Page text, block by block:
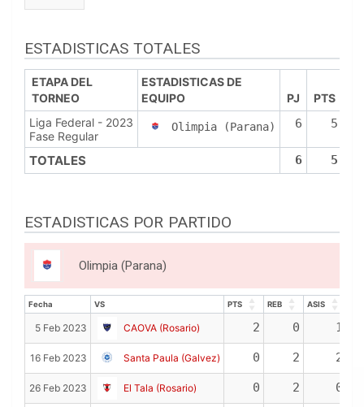
ESTADISTICAS TOTALES
ETAPA DEL
TORNEO
ESTADISTICAS DE
EQUIPO
PJ PTS
Liga Federal - 2023
Fase Regular
Olimpia (Parana) 6 5
TOTALES 6 5
ESTADISTICAS POR PARTIDO
Olimpia (Parana)
Fecha VS PTS REB
ASIS
5 Feb 2023 CAOVA (Rosario) 2 0 1
16 Feb 2023 Santa Paula (Galvez) 0 2 2
26 Feb 2023 El Tala (Rosario) 0 2 0